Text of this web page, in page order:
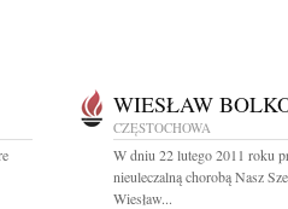
WIESŁAW
CZĘSTOCHOWA
W dniu 22 lutego 2011 roku
nieuleczalną chorobą Nasz
Wiesław...